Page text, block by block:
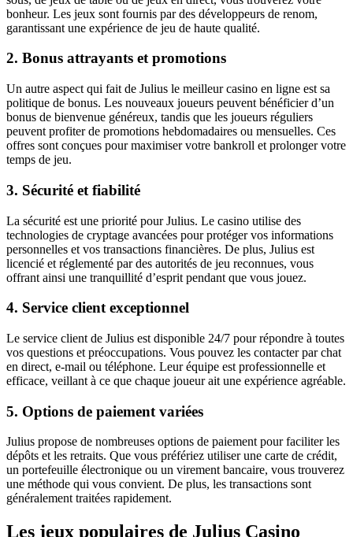
bonheur. Les jeux sont fournis par des développeurs de renom,
garantissant une expérience de jeu de haute qualité.
2. Bonus attrayants et promotions
Un autre aspect qui fait de Julius le meilleur casino en ligne est sa
politique de bonus. Les nouveaux joueurs peuvent bénéficier d’un
bonus de bienvenue généreux, tandis que les joueurs réguliers
peuvent profiter de promotions hebdomadaires ou mensuelles. Ces
offres sont conçues pour maximiser votre bankroll et prolonger votre
temps de jeu.
3. Sécurité et fiabilité
La sécurité est une priorité pour Julius. Le casino utilise des
technologies de cryptage avancées pour protéger vos informations
personnelles et vos transactions financières. De plus, Julius est
licencié et réglementé par des autorités de jeu reconnues, vous
offrant ainsi une tranquillité d’esprit pendant que vous jouez.
4. Service client exceptionnel
Le service client de Julius est disponible 24/7 pour répondre à toutes
vos questions et préoccupations. Vous pouvez les contacter par chat
en direct, e-mail ou téléphone. Leur équipe est professionnelle et
efficace, veillant à ce que chaque joueur ait une expérience agréable.
5. Options de paiement variées
Julius propose de nombreuses options de paiement pour faciliter les
dépôts et les retraits. Que vous préfériez utiliser une carte de crédit,
un portefeuille électronique ou un virement bancaire, vous trouverez
une méthode qui vous convient. De plus, les transactions sont
généralement traitées rapidement.
Les jeux populaires de Julius Casino